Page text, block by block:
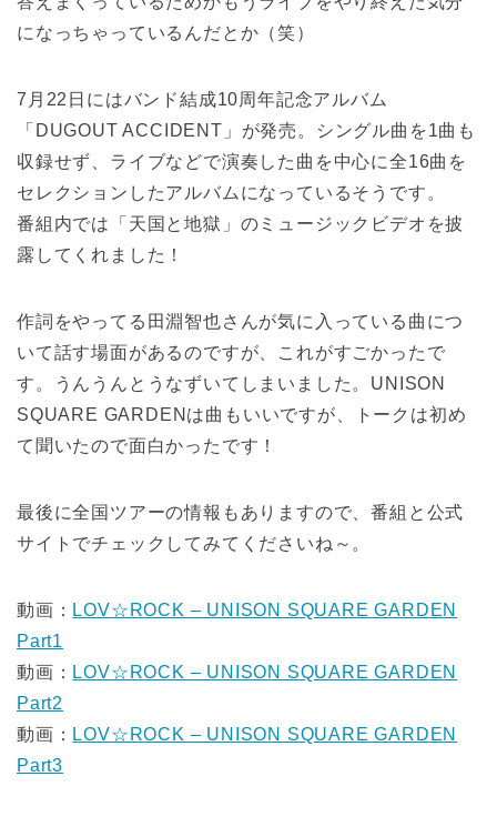
になっちゃっているんだとか（笑）
7月22日にはバンド結成10周年記念アルバム
「DUGOUT ACCIDENT」が発売。シングル曲を1曲も
収録せず、ライブなどで演奏した曲を中心に全16曲を
セレクションしたアルバムになっているそうです。
番組内では「天国と地獄」のミュージックビデオを披
露してくれました！
作詞をやってる田淵智也さんが気に入っている曲につ
いて話す場面があるのですが、これがすごかったで
す。うんうんとうなずいてしまいました。UNISON
SQUARE GARDENは曲もいいですが、トークは初め
て聞いたので面白かったです！
最後に全国ツアーの情報もありますので、番組と公式
サイトでチェックしてみてくださいね～。
動画： LOV☆ROCK – UNISON SQUARE GARDEN
Part1
動画： LOV☆ROCK – UNISON SQUARE GARDEN
Part2
動画： LOV☆ROCK – UNISON SQUARE GARDEN
Part3